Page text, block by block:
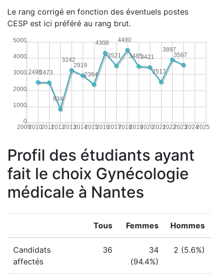
Le rang corrigé en fonction des éventuels postes
CESP est ici préféré au rang brut.
20092010201120122013201420152016201720182019202020212022202320242025
0
1000
2000
3000
4000
5000
3567
3897
2517
3421
3485
4490
3521
4308
2364
2919
3242
834
2473
2496
Profil des étudiants ayant
fait le choix Gynécologie
médicale à Nantes
Tous Femmes Hommes
Candidats
affectés
36
34
(94.4%)
2 (5.6%)